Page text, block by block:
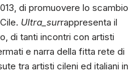
di promuovere lo scambio
Ultra_surrappresenta il
di tanti incontri con artisti
e narra della fitta rete di
tra artisti cileni ed italiani in